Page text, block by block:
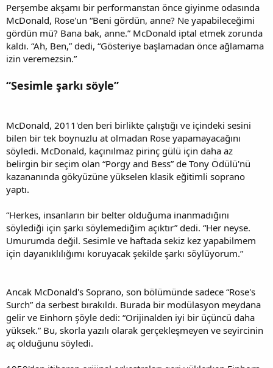
Perşembe akşamı bir performanstan önce giyinme odasında
McDonald, Rose'un “Beni gördün, anne? Ne yapabileceğimi
gördün mü? Bana bak, anne.” McDonald iptal etmek zorunda
kaldı. “Ah, Ben,” dedi, “Gösteriye başlamadan önce ağlamama
izin veremezsin.”
“Sesimle şarkı söyle”
McDonald, 2011'den beri birlikte çalıştığı ve içindeki sesini
bilen bir tek boynuzlu at olmadan Rose yapamayacağını
söyledi. McDonald, kaçınılmaz pirinç gülü için daha az
belirgin bir seçim olan “Porgy and Bess” de Tony Ödülü'nü
kazananında gökyüzüne yükselen klasik eğitimli soprano
yaptı.
“Herkes, insanların bir belter olduğuma inanmadığını
söylediği için şarkı söylemediğim açıktır” dedi. “Her neyse.
Umurumda değil. Sesimle ve haftada sekiz kez yapabilmem
için dayanıklılığımı koruyacak şekilde şarkı söylüyorum.”
Ancak McDonald's Soprano, son bölümünde sadece “Rose's
Surch” da serbest bırakıldı. Burada bir modülasyon meydana
gelir ve Einhorn şöyle dedi: “Orijinalden iyi bir üçüncü daha
yüksek.” Bu, skorla yazılı olarak gerçekleşmeyen ve seyircinin
aç olduğunu söyledi.